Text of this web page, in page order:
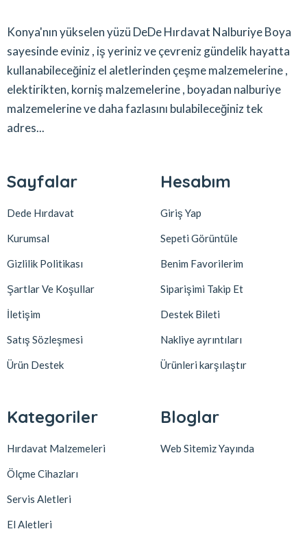
Konya'nın yükselen yüzü DeDe Hırdavat Nalburiye Boya
sayesinde eviniz , iş yeriniz ve çevreniz gündelik hayatta
kullanabileceğiniz el aletlerinden çeşme malzemelerine ,
elektirikten, korniş malzemelerine , boyadan nalburiye
malzemelerine ve daha fazlasını bulabileceğiniz tek
adres...
Sayfalar
Dede Hırdavat
Kurumsal
Gizlilik Politikası
Şartlar Ve Koşullar
İletişim
Satış Sözleşmesi
Ürün Destek
Hesabım
Giriş Yap
Sepeti Görüntüle
Benim Favorilerim
Siparişimi Takip Et
Destek Bileti
Nakliye ayrıntıları
Ürünleri karşılaştır
Kategoriler
Hırdavat Malzemeleri
Ölçme Cihazları
Servis Aletleri
El Aletleri
Bloglar
Web Sitemiz Yayında